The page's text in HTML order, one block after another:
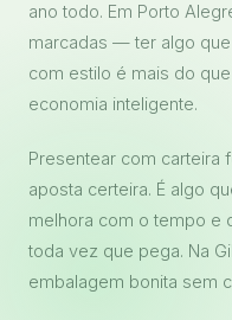
ano todo. Em Porto
marcadas — ter algo
com estilo é mais do
economia inteligente.
Presentear com carteira
aposta certeira. É algo
melhora com o tempo e
toda vez que pega. Na
embalagem bonita sem